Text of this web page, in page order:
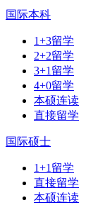
国际本科
1+3留学
2+2留学
3+1留学
4+0留学
本硕连读
直接留学
国际硕士
1+1留学
直接留学
本硕连读